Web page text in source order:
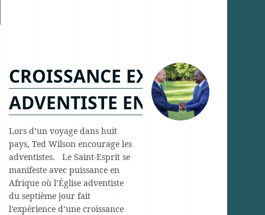
CROISSANCE EXPLOSIVE DE
ADVENTISTE EN AFRIQUE
Lors d’un voyage dans huit
pays, Ted Wilson encourage les
adventistes. Le Saint-Esprit se
manifeste avec puissance en
Afrique où l’Église adventiste
du septième jour fait
l’expérience d’une croissance